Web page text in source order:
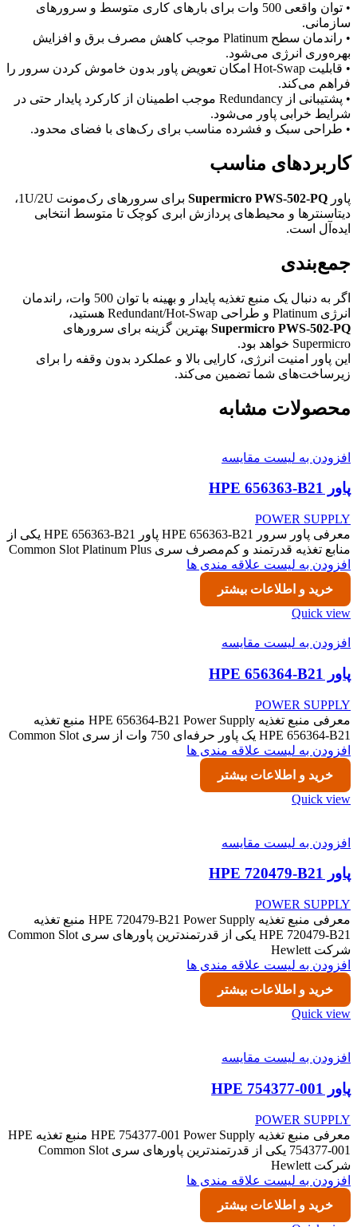
• توان واقعی 500 وات برای بارهای کاری متوسط و سرورهای
سازمانی.
• راندمان سطح Platinum موجب کاهش مصرف برق و افزایش
بهره‌وری انرژی می‌شود.
• قابلیت Hot-Swap امکان تعویض پاور بدون خاموش کردن سرور را
فراهم می‌کند.
• پشتیبانی از Redundancy موجب اطمینان از کارکرد پایدار حتی در
شرایط خرابی پاور می‌شود.
• طراحی سبک و فشرده مناسب برای رک‌های با فضای محدود.
کاربردهای مناسب
پاور Supermicro PWS-502-PQ
برای سرورهای رک‌مونت 1U/2U،
دیتاسنترها و محیط‌های پردازش ابری کوچک تا متوسط انتخابی
ایده‌آل است.
جمع‌بندی
اگر به دنبال یک منبع تغذیه پایدار و بهینه با توان 500 وات، راندمان
انرژی Platinum و طراحی Redundant/Hot-Swap هستید،
Supermicro PWS-502-PQ بهترین گزینه برای سرورهای
Supermicro خواهد بود.
این پاور امنیت انرژی، کارایی بالا و عملکرد بدون وقفه را برای
زیرساخت‌های شما تضمین می‌کند.
محصولات مشابه
افزودن به لیست مقایسه
پاور HPE 656363-B21
POWER SUPPLY
معرفی پاور سرور HPE 656363-B21 پاور HPE 656363-B21 یکی از
منابع تغذیه قدرتمند و کم‌مصرف سری Common Slot Platinum Plus
افزودن به لیست علاقه مندی ها
خرید و اطلاعات بیشتر
Quick view
افزودن به لیست مقایسه
پاور HPE 656364-B21
POWER SUPPLY
معرفی منبع تغذیه HPE 656364-B21 Power Supply منبع تغذیه
HPE 656364-B21 یک پاور حرفه‌ای 750 وات از سری Common Slot
افزودن به لیست علاقه مندی ها
خرید و اطلاعات بیشتر
Quick view
افزودن به لیست مقایسه
پاور HPE 720479-B21
POWER SUPPLY
معرفی منبع تغذیه HPE 720479-B21 Power Supply منبع تغذیه
HPE 720479-B21 یکی از قدرتمندترین پاورهای سری Common Slot
شرکت Hewlett
افزودن به لیست علاقه مندی ها
خرید و اطلاعات بیشتر
Quick view
افزودن به لیست مقایسه
پاور HPE 754377-001
POWER SUPPLY
معرفی منبع تغذیه HPE 754377-001 Power Supply منبع تغذیه HPE
754377-001 یکی از قدرتمندترین پاورهای سری Common Slot
شرکت Hewlett
افزودن به لیست علاقه مندی ها
خرید و اطلاعات بیشتر